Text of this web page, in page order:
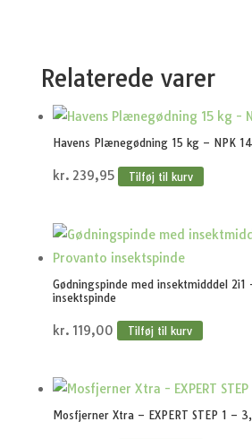
Relaterede varer
Havens Plænegødning 15 kg – NPK
kr. 239,95 Tilføj til kurv
Gødningspinde med insektmidddel 2i1
insektspinde
kr. 119,00 Tilføj til kurv
Mosfjerner Xtra – EXPERT STEP 1 –